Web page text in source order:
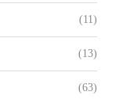
(11)
(13)
(63)